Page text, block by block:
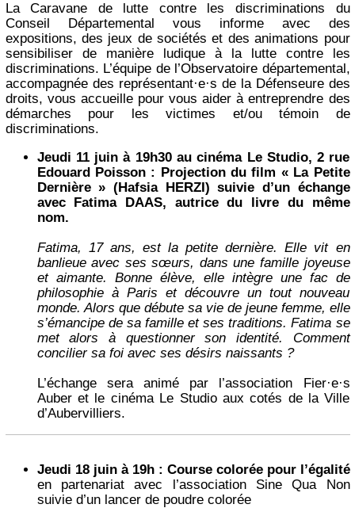
La Caravane de lutte contre les discriminations du
Conseil Départemental vous informe avec des
expositions, des jeux de sociétés et des animations pour
sensibiliser de manière ludique à la lutte contre les
discriminations. L’équipe de l’Observatoire départemental,
accompagnée des représentant·e·s de la Défenseure des
droits, vous accueille pour vous aider à entreprendre des
démarches pour les victimes et/ou témoin de
discriminations.
Jeudi 11 juin à 19h30 au cinéma Le Studio, 2 rue
Edouard Poisson : Projection du film « La Petite
Dernière » (Hafsia HERZI) suivie d’un échange
avec Fatima DAAS, autrice du livre du même
nom.
Fatima, 17 ans, est la petite dernière. Elle vit en
banlieue avec ses sœurs, dans une famille joyeuse
et aimante. Bonne élève, elle intègre une fac de
philosophie à Paris et découvre un tout nouveau
monde. Alors que débute sa vie de jeune femme, elle
s’émancipe de sa famille et ses traditions. Fatima se
met alors à questionner son identité. Comment
concilier sa foi avec ses désirs naissants ?
L’échange sera animé par l’association Fier·e·s
Auber et le cinéma Le Studio aux cotés de la Ville
d’Aubervilliers.
Jeudi 18 juin à 19h : Course colorée pour l’égalité
en partenariat avec l’association Sine Qua Non
suivie d’un lancer de poudre colorée